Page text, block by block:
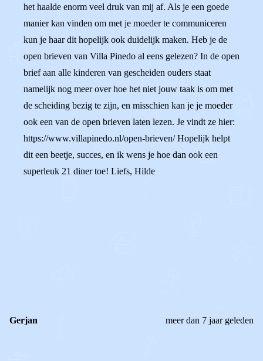
het haalde enorm veel druk van mij af. Als je een goede
manier kan vinden om met je moeder te communiceren
kun je haar dit hopelijk ook duidelijk maken. Heb je de
open brieven van Villa Pinedo al eens gelezen? In de open
brief aan alle kinderen van gescheiden ouders staat
namelijk nog meer over hoe het niet jouw taak is om met
de scheiding bezig te zijn, en misschien kan je je moeder
ook een van de open brieven laten lezen. Je vindt ze hier:
https://www.villapinedo.nl/open-brieven/ Hopelijk helpt
dit een beetje, succes, en ik wens je hoe dan ook een
superleuk 21 diner toe! Liefs, Hilde
Gerjan meer dan 7 jaar geleden